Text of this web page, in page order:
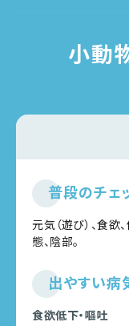
小動
普段のチェ
元気（遊び）、食欲
態、陰部。
出やすい病
食欲低下・嘔吐